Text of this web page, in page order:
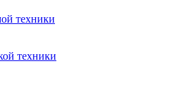
техники
техники